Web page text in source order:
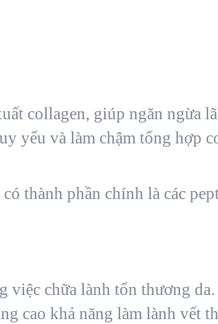
collagen, giúp ngăn ngừa
yếu và làm chậm tổng hợp
thành phần chính là các
chữa lành tổn thương
cao khả năng làm lành vết